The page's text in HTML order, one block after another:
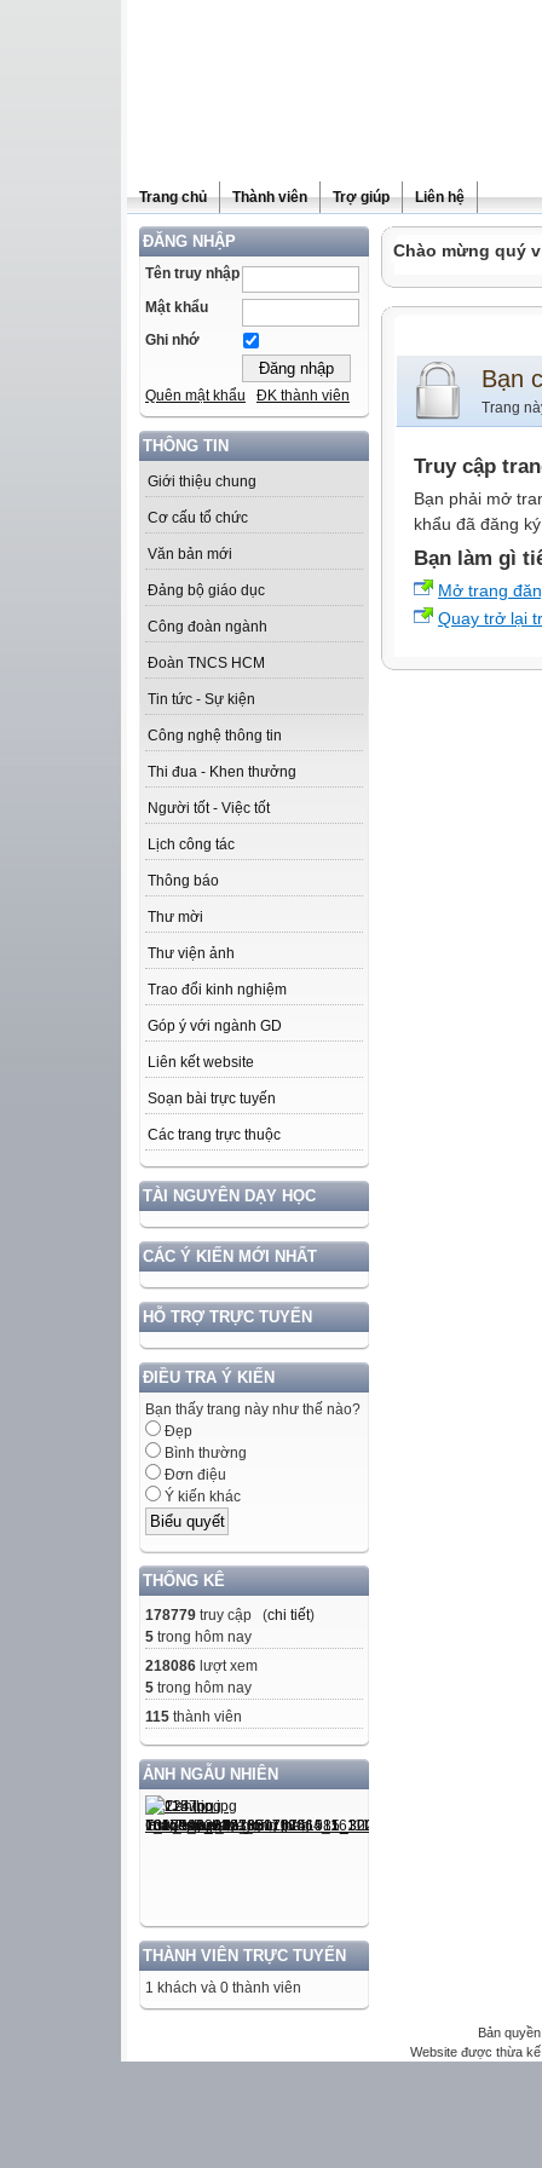
Trang chủ Thành viên Trợ giúp Liên hệ
ĐĂNG NHẬP
Tên truy nhập
Mật khẩu
Ghi nhớ
Quên mật khẩu ĐK thành viên
THÔNG TIN
Giới thiệu chung
Cơ cấu tổ chức
Văn bản mới
Đảng bộ giáo dục
Công đoàn ngành
Đoàn TNCS HCM
Tin tức - Sự kiện
Công nghệ thông tin
Thi đua - Khen thưởng
Người tốt - Việc tốt
Lịch công tác
Thông báo
Thư mời
Thư viện ảnh
Trao đổi kinh nghiệm
Góp ý với ngành GD
Liên kết website
Soạn bài trực tuyến
Các trang trực thuộc
TÀI NGUYÊN DẠY HỌC
CÁC Ý KIẾN MỚI NHẤT
HỖ TRỢ TRỰC TUYẾN
ĐIỀU TRA Ý KIẾN
Bạn thấy trang này như thế nào?
Đẹp
Bình thường
Đơn điệu
Ý kiến khác
THỐNG KÊ
178779 truy cập (chi tiết)
5 trong hôm nay
218086 lượt xem
5 trong hôm nay
115 thành viên
ẢNH NGẪU NHIÊN
THÀNH VIÊN TRỰC TUYẾN
1 khách và 0 thành viên
Chào mừng quý
Bạn
Trang
Truy cập
Bạn phải mở
khẩu đã đăng
Bạn làm gì
Mở trang
Quay trở lại
Bản
Website được thừa